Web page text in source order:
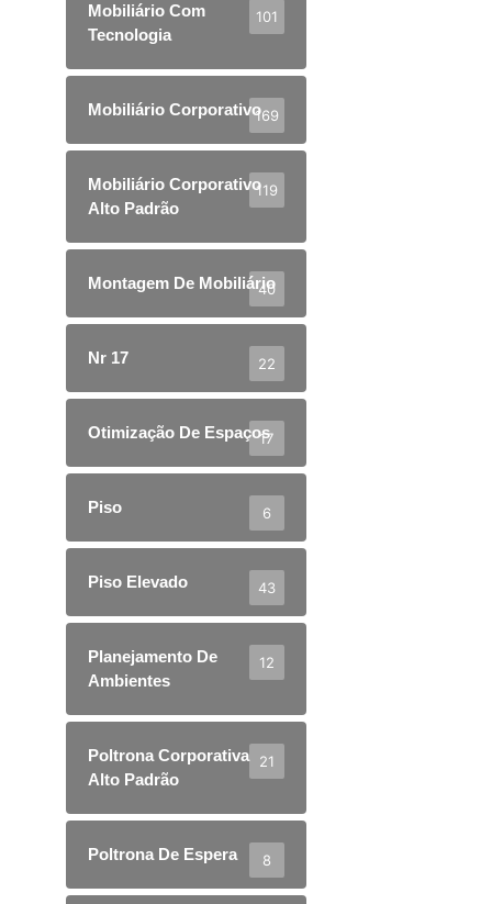
Mobiliário Com
Tecnologia
101
Mobiliário Corporativo169
Mobiliário Corporativo
Alto Padrão
119
Montagem De Mobiliário
40
Nr 17 22
Otimização De Espaços
17
Piso 6
Piso Elevado 43
Planejamento De
Ambientes
12
Poltrona Corporativa
Alto Padrão
21
Poltrona De Espera 8